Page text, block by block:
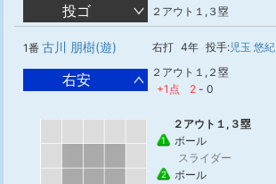
投ゴ ２アウト１,３塁
1番 古川 朋樹(遊) 右打 4年 投手:児玉 悠紀
右安
２アウト１,２塁
+1点
2 - 0
２アウト１,３塁
1 ボール
スライダー
2 ボール